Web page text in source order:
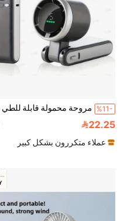
%11-
22.25
عملاء متكررون بشكل كبير